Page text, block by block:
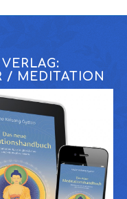
/ MEDITATION